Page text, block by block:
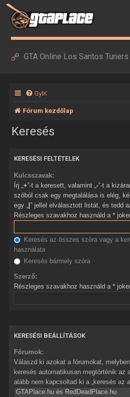
GTA Online Los Santos Tuners
GyIK
Fórum kezdőlap
Keresés
KERESÉSI FELTÉTELEK
Kulcsszavak:
Írj „ +”-t a keresett, valamint „ -”-t a kizárandó szavak
szóból csak egy megtalálása is elég,
egy „ |” jellel elválasztott listát, és tedd
Részleges szavakhoz használd a *
Keresés az összes szóra vagy a
használata
Keresés bármely szóra
Szerző:
Részleges szavakhoz használd a *
KERESÉSI BEÁLLÍTÁSOK
Fórumok:
Válaszd ki azokat a fórumokat,
keresés automatikusan megtörténik az
alább nem kapcsoltad ki a „keresés az